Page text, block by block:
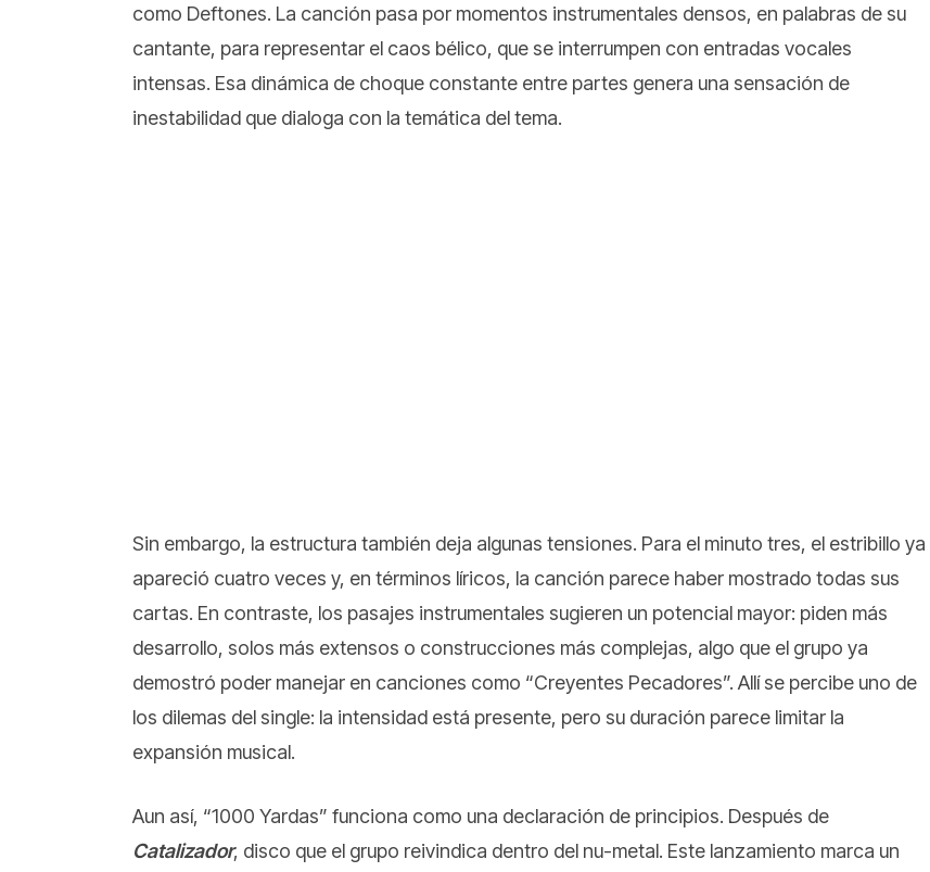
como Deftones. La canción pasa por momentos instrumentales densos, en palabras de su
cantante, para representar el caos bélico, que se interrumpen con entradas vocales
intensas. Esa dinámica de choque constante entre partes genera una sensación de
inestabilidad que dialoga con la temática del tema.
Sin embargo, la estructura también deja algunas tensiones. Para el minuto tres, el estribillo ya
apareció cuatro veces y, en términos líricos, la canción parece haber mostrado todas sus
cartas. En contraste, los pasajes instrumentales sugieren un potencial mayor: piden más
desarrollo, solos más extensos o construcciones más complejas, algo que el grupo ya
demostró poder manejar en canciones como “Creyentes Pecadores”. Allí se percibe uno de
los dilemas del single: la intensidad está presente, pero su duración parece limitar la
expansión musical.
Aun así, “1000 Yardas” funciona como una declaración de principios. Después de
Catalizador, disco que el grupo reivindica dentro del nu-metal. Este lanzamiento marca un